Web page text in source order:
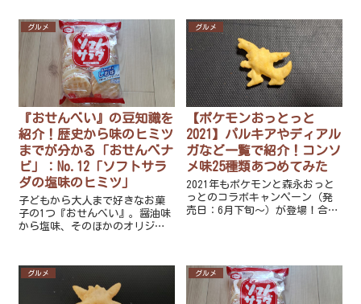
します！
知れば、より美味しく食べられ
ること間違い無いですよ！
グルメ
『おせんべい』の豆知識を
紹介！歴史から味のヒミツ
までが分かる「おせんべナ
ビ」：No.12「ソフトサラ
ダの塩味のヒミツ」
子どもから大人まで好きなお菓
子の1つ『おせんべい』。醤油味
から塩味、そのほかのオリジナ
知れば、より美味しく食べられ
ること間違い無いですよ！
グルメ
【ポケモンおっとっと
2021】パルキアやディアル
ガなど一覧で紹介！コンソ
メ味25種類あつめてみた
2021年もポケモンと森永おっと
っとのコラボキャンペーン（発
売日：6月下旬～）が登場！合計
グルメ グルメ